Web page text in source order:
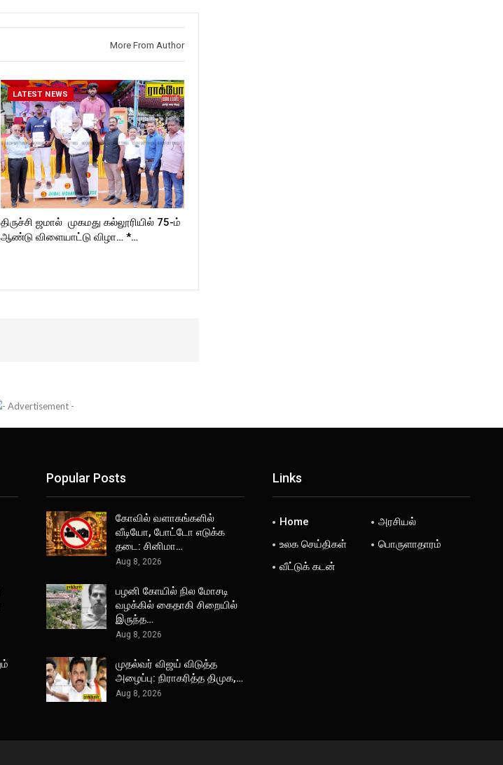
More From Author
LATEST NEWS
திருச்சி ஜமால் முகமது கல்லூரியில் 75-ம்
ஆண்டு விளையாட்டு விழா… *…
Popular Posts
கோவில் வளாகங்களில்
வீடியோ, போட்டோ எடுக்க
தடை: சினிமா…
Aug 8, 2026
பழனி கோயில் நில மோசடி
வழக்கில் கைதாகி சிறையில்
இருந்த…
Aug 8, 2026
முதல்வர் விஜய் விடுத்த
அழைப்பு: நிராகரித்த திமுக,…
Aug 8, 2026
Links
Home
அரசியல்
உலக செய்திகள்
பொருளாதாரம்
வீட்டுக் கடன்